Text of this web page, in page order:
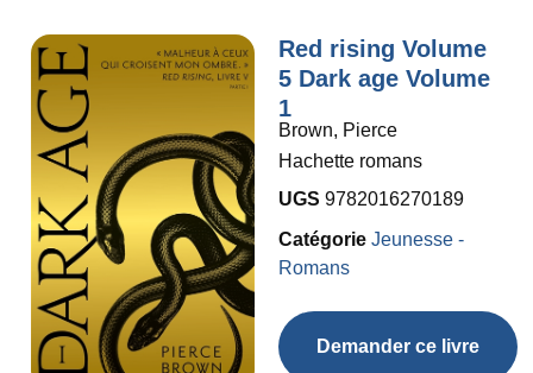
Red rising Volume
5 Dark age Volume
1
Brown, Pierce
Hachette romans
UGS 9782016270189
Catégorie Jeunesse -
Romans
Demander ce livre